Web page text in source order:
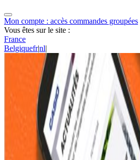
Mon compte : accès commandes groupées
Vous êtes sur le site :
France
Belgiquefr|nl|